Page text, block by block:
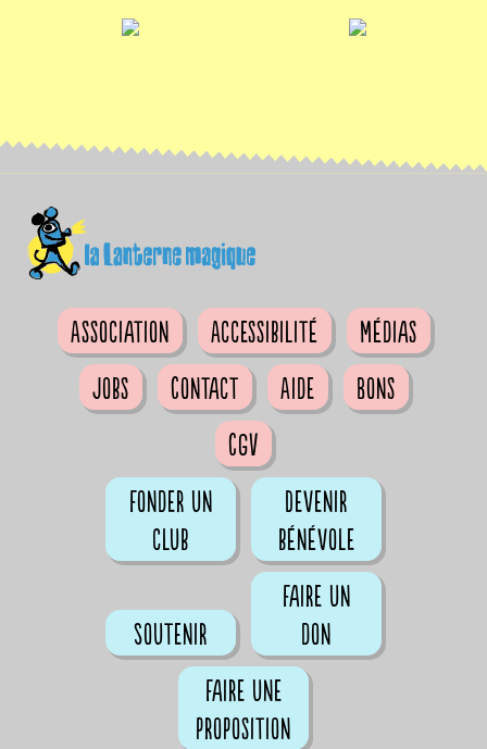
Association Accessibilité
Médias
Jobs
Contact Aide
Bons
CGV
Fonder un
club
Devenir
bénévole
Soutenir
Faire un
don
Faire une
proposition